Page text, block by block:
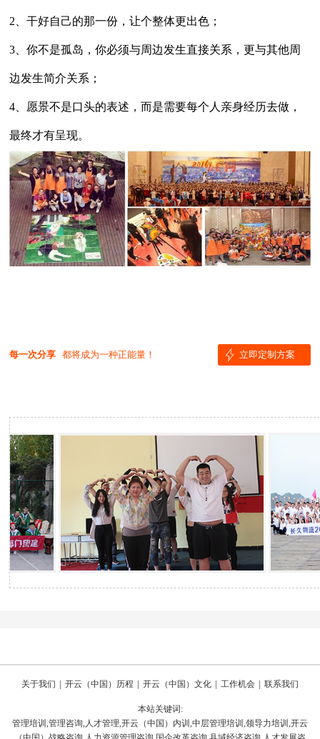
2、干好自己的那一份，让个整体更出色；
3、你不是孤岛，你必须与周边发生直接关系，更与其他周
边发生简介关系；
4、愿景不是口头的表述，而是需要每个人亲身经历去做，
最终才有呈现。
每一次分享 都将成为一种正能量！ 立即定制方案
关于我们 | 开云（中国）历程 | 开云（中国）文化 | 工作机会 | 联系我们
本站关键词:
管理培训,管理咨询,人才管理,开云（中国）内训,中层管理培训,领导力培训,开云